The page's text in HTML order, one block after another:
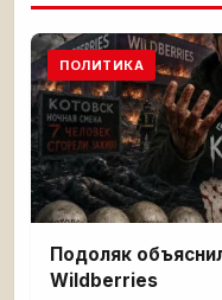
ПОЛИТИКА
Подоляк
Wildberries